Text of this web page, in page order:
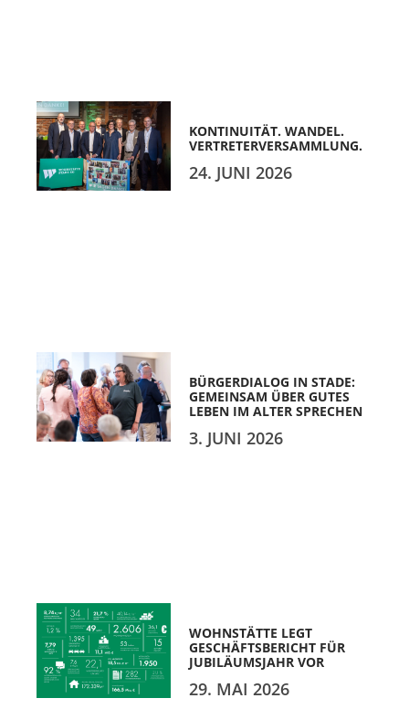
KONTINUITÄT. WANDEL.
VERTRETERVERSAMMLUNG.
24. JUNI 2026
BÜRGERDIALOG IN STADE:
GEMEINSAM ÜBER GUTES
LEBEN IM ALTER SPRECHEN
3. JUNI 2026
WOHNSTÄTTE LEGT
GESCHÄFTSBERICHT FÜR
JUBILÄUMSJAHR VOR
29. MAI 2026